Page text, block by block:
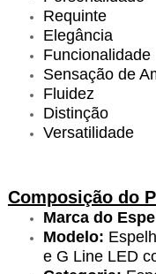
Requinte
Elegância
Funcionalidade
Sensação de
Fluidez
Distinção
Versatilidade
Composição do
Marca do
Modelo:
e G Line LED